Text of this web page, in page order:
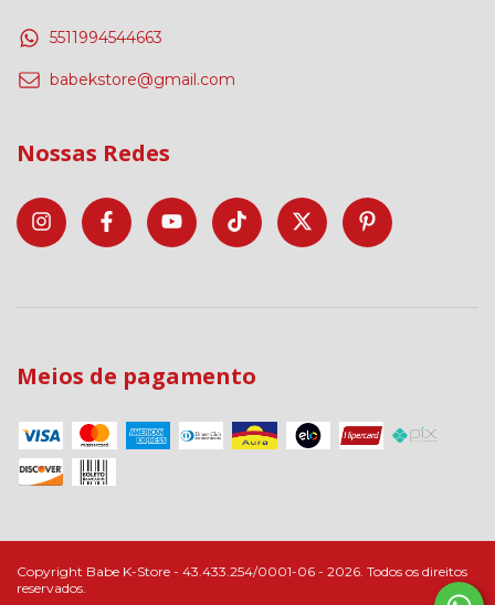
5511994544663
babekstore@gmail.com
Nossas Redes
Meios de pagamento
Copyright Babe K-Store - 43.433.254/0001-06 - 2026. Todos os direitos
reservados.